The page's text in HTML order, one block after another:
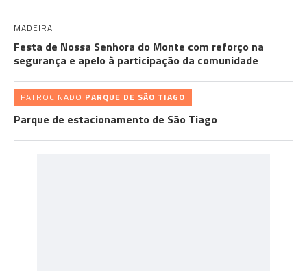
MADEIRA
Festa de Nossa Senhora do Monte com reforço na
segurança e apelo à participação da comunidade
PATROCINADO PARQUE DE SÃO TIAGO
Parque de estacionamento de São Tiago